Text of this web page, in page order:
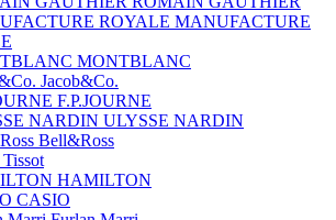
MANUFACTURE
MONTBLANC
Jacob&Co.
F.P.JOURNE
ULYSSE NARDIN
Bell&Ross
Tissot
HAMILTON
CASIO